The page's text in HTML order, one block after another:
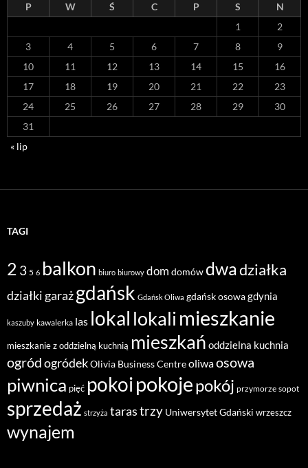
P W Ś C P S
N
1
2
3
4 5 6 7 8
9
10
11 12 13 14 15
16
17
18 19 20 21 22
23
24
25 26 27 28 29
30
31
« lip
TAGI
2 3 5 6 balkon biuro biurowy dom domów dwadziałka
działki garażgdańsk Gdańsk Oliwa gdańsk osowagdynia
kaszuby kawalerka las lokal lokalimieszkanie
mieszkanie z oddzielną kuchnią mieszkań oddzielna kuchnia
ogródogródekOlivia Business Centreoliwaosowa
piwnica pięć pokoipokojepokój przymorze sopot
sprzedaż strzyża tarastrzy Uniwersytet Gdański wrzeszcz
wynajem